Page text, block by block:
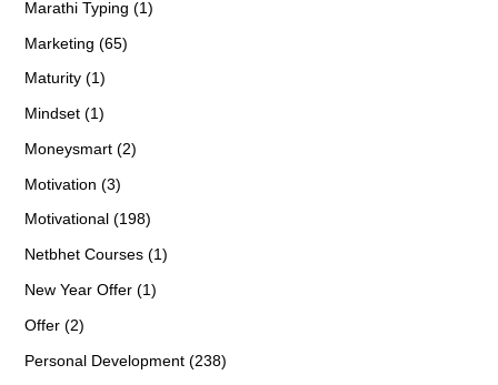
Marathi Typing (1)
Marketing (65)
Maturity (1)
Mindset (1)
Moneysmart (2)
Motivation (3)
Motivational (198)
Netbhet Courses (1)
New Year Offer (1)
Offer (2)
Personal Development (238)